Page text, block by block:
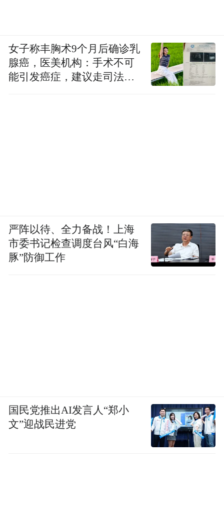
女子称丰胸术9个月后确诊乳
腺癌，医美机构：手术不可
能引发癌症，建议走司法途
严阵以待、全力备战！上海
市委书记检查调度台风“白海
豚”防御工作
国民党推出AI发言人“郑小
文”迎战民进党